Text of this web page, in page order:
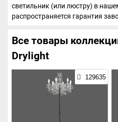
светильник (или люстру) в
распространяется гарантия
Все товары
Drylight
129635